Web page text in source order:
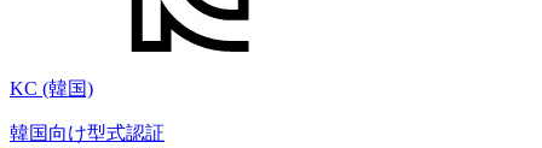
KC (韓国)
韓国向け型式認証